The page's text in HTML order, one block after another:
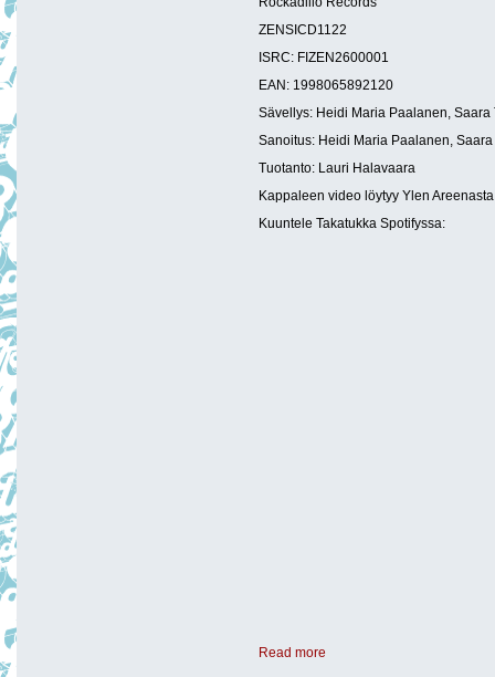
ZENSICD1122
ISRC: FIZEN2600001
EAN: 1998065892120
Sävellys: Heidi Maria Paalanen,
Sanoitus: Heidi Maria Paalanen, Saara
Tuotanto: Lauri Halavaara
Kappaleen video löytyy Ylen
Kuuntele Takatukka Spotifyssa:
Read more